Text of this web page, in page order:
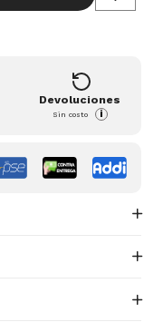
Devoluciones
Sin costo i